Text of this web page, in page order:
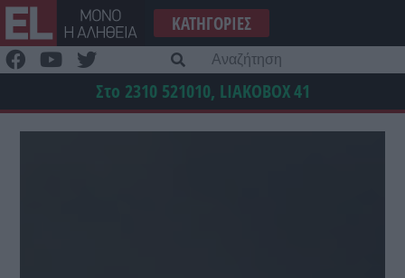
Μετάβαση
στο
περιεχόμενο
ΚΑΤΗΓΟΡΊΕΣ
Στο 2310 521010, LIAKOBOX41